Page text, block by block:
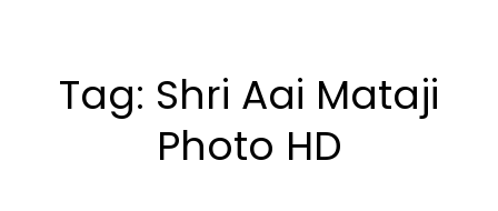
Tag: Shri Aai Mataji
Photo HD